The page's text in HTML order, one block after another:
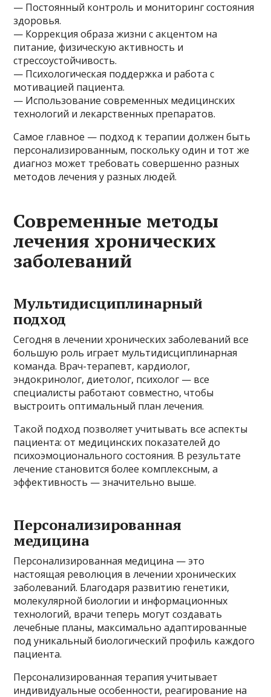
— Постоянный контроль и мониторинг состояния
здоровья.
— Коррекция образа жизни с акцентом на
питание, физическую активность и
стрессоустойчивость.
— Психологическая поддержка и работа с
мотивацией пациента.
— Использование современных медицинских
технологий и лекарственных препаратов.
Самое главное — подход к терапии должен быть
персонализированным, поскольку один и тот же
диагноз может требовать совершенно разных
методов лечения у разных людей.
Современные методы
лечения хронических
заболеваний
Мультидисциплинарный
подход
Сегодня в лечении хронических заболеваний все
большую роль играет мультидисциплинарная
команда. Врач-терапевт, кардиолог,
эндокринолог, диетолог, психолог — все
специалисты работают совместно, чтобы
выстроить оптимальный план лечения.
Такой подход позволяет учитывать все аспекты
пациента: от медицинских показателей до
психоэмоционального состояния. В результате
лечение становится более комплексным, а
эффективность — значительно выше.
Персонализированная
медицина
Персонализированная медицина — это
настоящая революция в лечении хронических
заболеваний. Благодаря развитию генетики,
молекулярной биологии и информационных
технологий, врачи теперь могут создавать
лечебные планы, максимально адаптированные
под уникальный биологический профиль каждого
пациента.
Персонализированная терапия учитывает
индивидуальные особенности, реагирование на